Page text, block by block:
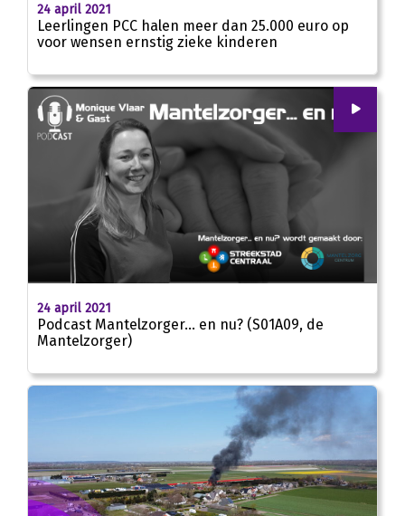
24 april 2021
Leerlingen PCC halen meer dan 25.000 euro op
voor wensen ernstig zieke kinderen
23:58
24 april 2021
Podcast Mantelzorger… en nu? (S01A09, de
Mantelzorger)